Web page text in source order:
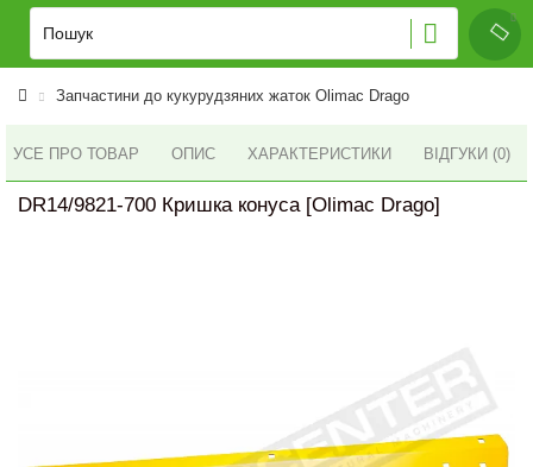
Запчастини до кукурудзяних жаток Olimac Drago
УСЕ ПРО ТОВАР ОПИС ХАРАКТЕРИСТИКИ ВІДГУКИ (0)
DR14/9821-700 Кришка конуса [Olimac Drago]